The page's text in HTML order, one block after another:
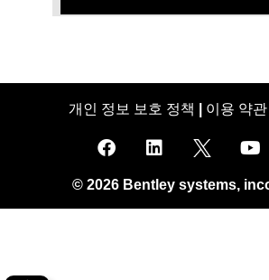
개인 정보 보호 정책 이용 약관
© 2026 Bentley systems,